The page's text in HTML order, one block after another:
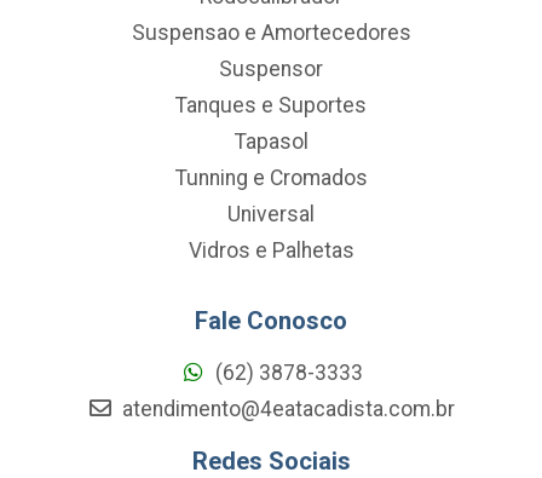
Suspensao e Amortecedores
Suspensor
Tanques e Suportes
Tapasol
Tunning e Cromados
Universal
Vidros e Palhetas
Fale Conosco
(62) 3878-3333
atendimento@4eatacadista.com.br
Redes Sociais